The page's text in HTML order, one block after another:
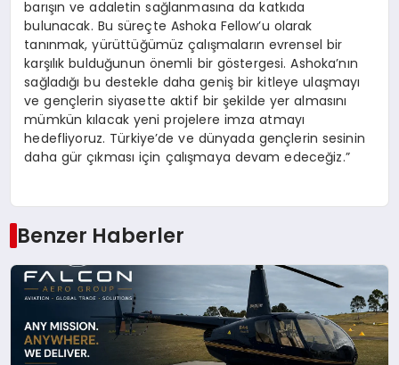
barışın ve adaletin sağlanmasına da katkıda
bulunacak. Bu süreçte Ashoka Fellow’u olarak
tanınmak, yürüttüğümüz çalışmaların evrensel bir
karşılık bulduğunun önemli bir göstergesi. Ashoka’nın
sağladığı bu destekle daha geniş bir kitleye ulaşmayı
ve gençlerin siyasette aktif bir şekilde yer almasını
mümkün kılacak yeni projelere imza atmayı
hedefliyoruz. Türkiye’de ve dünyada gençlerin sesinin
daha gür çıkması için çalışmaya devam edeceğiz.”
Benzer Haberler